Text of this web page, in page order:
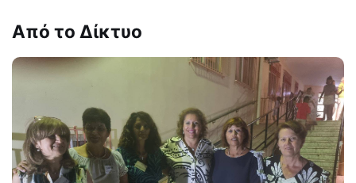
Από το Δίκτυο